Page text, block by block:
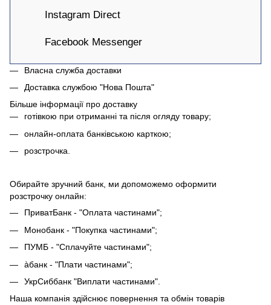
Instagram Direct
Facebook Messenger
Власна служба доставки
Доставка службою "Нова Пошта"
Більше інформації про доставку
готівкою при отриманні та після огляду товару;
онлайн-оплата банківською карткою;
розстрочка.
Обирайте зручний банк, ми допоможемо оформити
розстрочку онлайн:
ПриватБанк - "Оплата частинами";
Монобанк - "Покупка частинами";
ПУМБ - "Сплачуйте частинами";
àбанк - "Плати частинами";
УкрСиббанк "Виплати частинами".
Наша компанія здійснює повернення та обмін товарів